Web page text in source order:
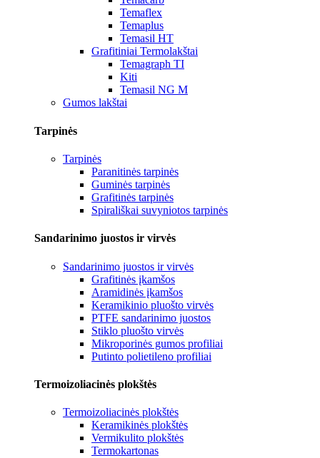
Temaflex
Temaplus
Temasil HT
Grafitiniai Termolakštai
Temagraph TI
Kiti
Temasil NG M
Gumos lakštai
Tarpinės
Tarpinės
Paranitinės tarpinės
Guminės tarpinės
Grafitinės tarpinės
Spirališkai suvyniotos tarpinės
Sandarinimo juostos ir virvės
Sandarinimo juostos ir virvės
Grafitinės įkamšos
Aramidinės įkamšos
Keramikinio pluošto virvės
PTFE sandarinimo juostos
Stiklo pluošto virvės
Mikroporinės gumos profiliai
Putinto polietileno profiliai
Termoizoliacinės plokštės
Termoizoliacinės plokštės
Keramikinės plokštės
Vermikulito plokštės
Termokartonas